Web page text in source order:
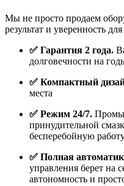
Мы не просто продаем
результат и уверенность
✅ Гарантия 2 года.
долговечности на
✅ Компактный
места
✅ Режим 24/7.
принудительной
бесперебойную
✅ Полная
управления берет на
автономность и